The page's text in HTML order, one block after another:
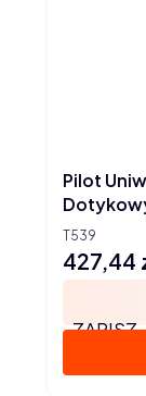
T539
Pilot
Cena
427,44
ZAPISZ